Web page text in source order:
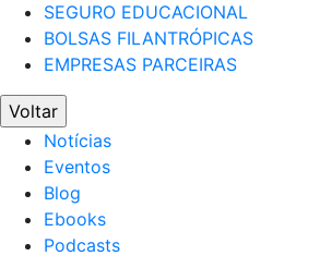
SEGURO EDUCACIONAL
BOLSAS FILANTRÓPICAS
EMPRESAS PARCEIRAS
Voltar
Notícias
Eventos
Blog
Ebooks
Podcasts